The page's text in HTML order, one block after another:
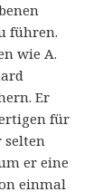
führen.
wie A.
Er
für
selten
er eine
einmal